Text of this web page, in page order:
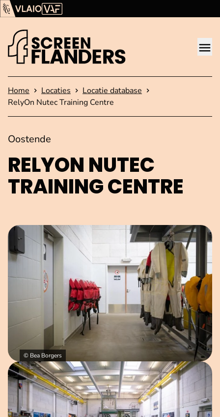
Ga verder naar de inhoud
Vlaams Audiovisueel Fonds (VAF)
Startpagina
Home Locaties
Locatie database
RelyOn Nutec Training Centre
RELYON NUTEC
TRAINING CENTRE
Oostende
Open afbeelding in popup
© Bea Borgers
Open afbeelding in popup